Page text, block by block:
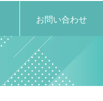
お問い合わせ